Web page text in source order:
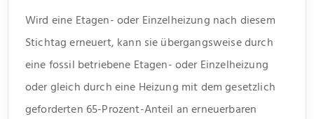
Wird eine Etagen- oder Einzelheizung nach diesem
Stichtag erneuert, kann sie übergangsweise durch
eine fossil betriebene Etagen- oder Einzelheizung
oder gleich durch eine Heizung mit dem gesetzlich
geforderten 65-Prozent-Anteil an erneuerbaren